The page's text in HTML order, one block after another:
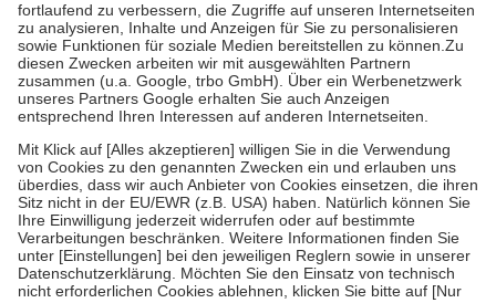
Diese Regeln gelten grundsätzlich auch für Online-Apotheken.
Bei Heilmitteln und häuslicher Krankenpflege beträgt die
Zuzahlung zehn Prozent der Kosten sowie zehn Euro je
Verordnung.
Um das Engagement der Versicherten für ihre eigene Gesundheit zu
stärken und die besondere Stellung der Familie zu unterstützen,
fallenkeine Zuzahlungenan bei:
• Kindern und Jugendlichen bis zum vollendeten 18. Lebensjahr
mit Ausnahme der Fahrkosten
• Untersuchungen zur Vorsorge und Früherkennung, die von der
GKV getragen werden
• empfohlenen Schutzimpfungen
• Harn- und Blutteststreifen